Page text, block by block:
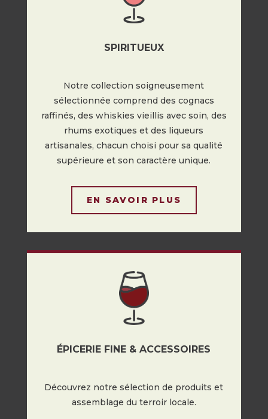
SPIRITUEUX
Notre collection soigneusement
sélectionnée comprend des cognacs
raffinés, des whiskies vieillis avec soin, des
rhums exotiques et des liqueurs
artisanales, chacun choisi pour sa qualité
supérieure et son caractère unique.
EN SAVOIR PLUS
ÉPICERIE FINE & ACCESSOIRES
Découvrez notre sélection de produits et
assemblage du terroir locale.